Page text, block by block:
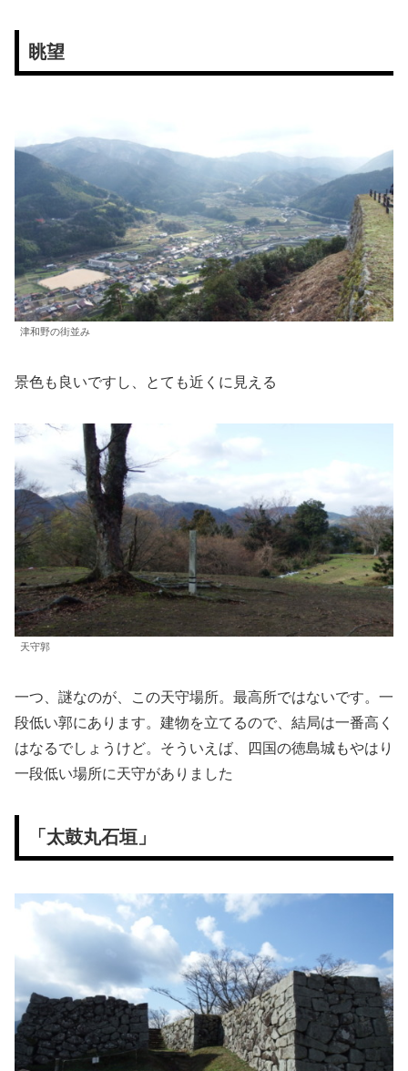
眺望
津和野の街並み
景色も良いですし、とても近くに見える
天守郭
一つ、謎なのが、この天守場所。最高所ではないです。一
段低い郭にあります。建物を立てるので、結局は一番高く
はなるでしょうけど。そういえば、四国の徳島城もやはり
一段低い場所に天守がありました
「太鼓丸石垣」